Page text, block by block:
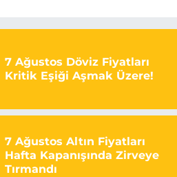
7 Ağustos Döviz Fiyatları
Kritik Eşiği Aşmak Üzere!
7 Ağustos Altın Fiyatları
Hafta Kapanışında Zirveye
Tırmandı